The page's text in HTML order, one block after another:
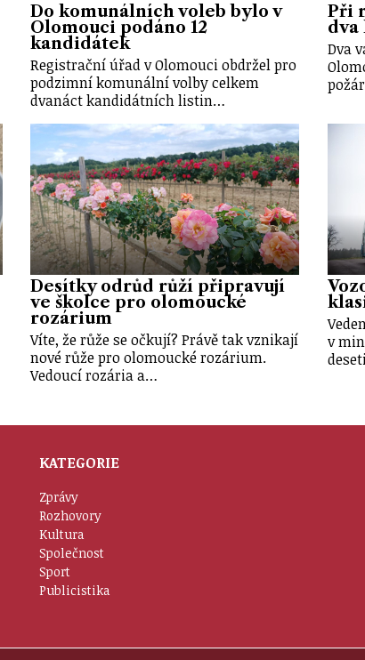
Do komunálních voleb bylo v
Olomouci podáno 12
kandidátek
Registrační úřad v Olomouci obdržel pro
podzimní komunální volby celkem
dvanáct kandidátních listin…
Při
dva
Dva
Desítky odrůd růží připravují
ve školce pro olomoucké
rozárium
Víte, že růže se očkují? Právě tak vznikají
nové růže pro olomoucké rozárium.
Vedoucí rozária a…
v
KATEGORIE
Zprávy
Rozhovory
Kultura
Společnost
Sport
Publicistika